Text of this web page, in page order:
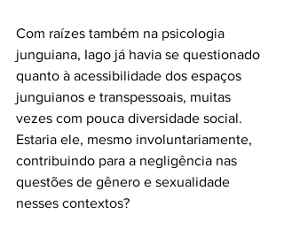
Com raízes também na psicologia
junguiana, Iago já havia se questionado
quanto à acessibilidade dos espaços
junguianos e transpessoais, muitas
vezes com pouca diversidade social.
Estaria ele, mesmo involuntariamente,
contribuindo para a negligência nas
questões de gênero e sexualidade
nesses contextos?